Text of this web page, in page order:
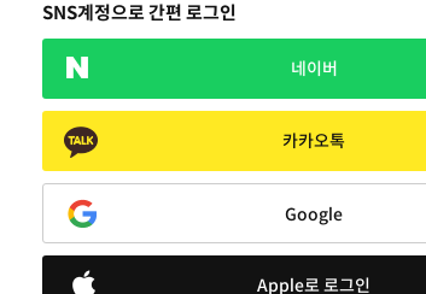
SNS계정으로 간편 로그인
네이버
카카오톡
Google
Apple로 로그인